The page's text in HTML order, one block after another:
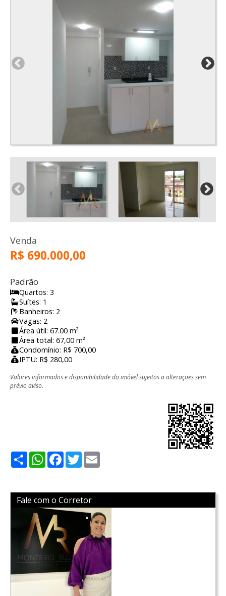
Venda
R$ 690.000,00
Padrão
Quartos: 3
Suítes: 1
Banheiros: 2
Vagas: 2
Área útil: 67.00 m²
Área total: 67,00 m²
Condomínio: R$ 700,00
IPTU: R$ 280,00
Valores informados e disponibilidade do imóvel sujeitos a alterações sem
prévio aviso.
ShareWhatsApp
Facebook
Twitter
Fale com o Corretor